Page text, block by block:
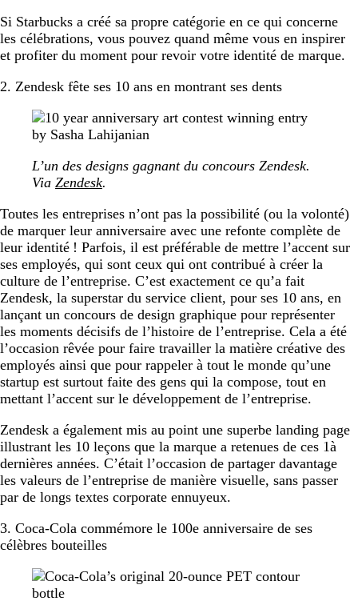
Si Starbucks a créé sa propre catégorie en ce qui concerne
les célébrations, vous pouvez quand même vous en inspirer
et profiter du moment pour revoir votre identité de marque.
2. Zendesk fête ses 10 ans en montrant ses dents
L’un des designs gagnant du concours Zendesk.
Via Zendesk.
Toutes les entreprises n’ont pas la possibilité (ou la volonté)
de marquer leur anniversaire avec une refonte complète de
leur identité ! Parfois, il est préférable de mettre l’accent sur
ses employés, qui sont ceux qui ont contribué à créer la
culture de l’entreprise. C’est exactement ce qu’a fait
Zendesk, la superstar du service client, pour ses 10 ans, en
lançant un concours de design graphique pour représenter
les moments décisifs de l’histoire de l’entreprise. Cela a été
l’occasion rêvée pour faire travailler la matière créative des
employés ainsi que pour rappeler à tout le monde qu’une
startup est surtout faite des gens qui la compose, tout en
mettant l’accent sur le développement de l’entreprise.
Zendesk a également mis au point une superbe landing page
illustrant les 10 leçons que la marque a retenues de ces 1à
dernières années. C’était l’occasion de partager davantage
les valeurs de l’entreprise de manière visuelle, sans passer
par de longs textes corporate ennuyeux.
3. Coca-Cola commémore le 100e anniversaire de ses
célèbres bouteilles